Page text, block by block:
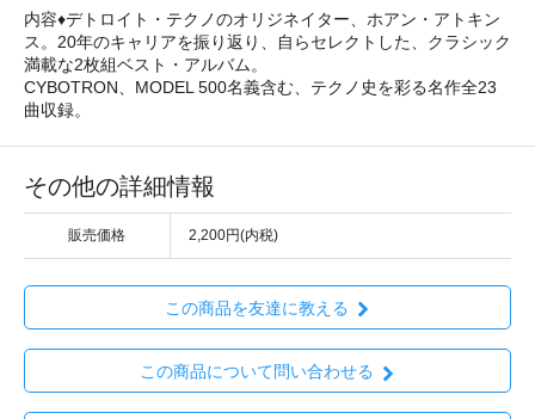
内容♦デトロイト・テクノのオリジネイター、ホアン・アトキン
ス。20年のキャリアを振り返り、自らセレクトした、クラシック
満載な2枚組ベスト・アルバム。
CYBOTRON、MODEL 500名義含む、テクノ史を彩る名作全23
曲収録。
その他の詳細情報
販売価格 2,200円(内税)
この商品を友達に教える
この商品について問い合わせる